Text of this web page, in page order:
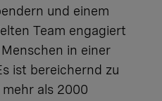
und einem
Team engagiert
in einer
ist bereichernd zu
als 2000